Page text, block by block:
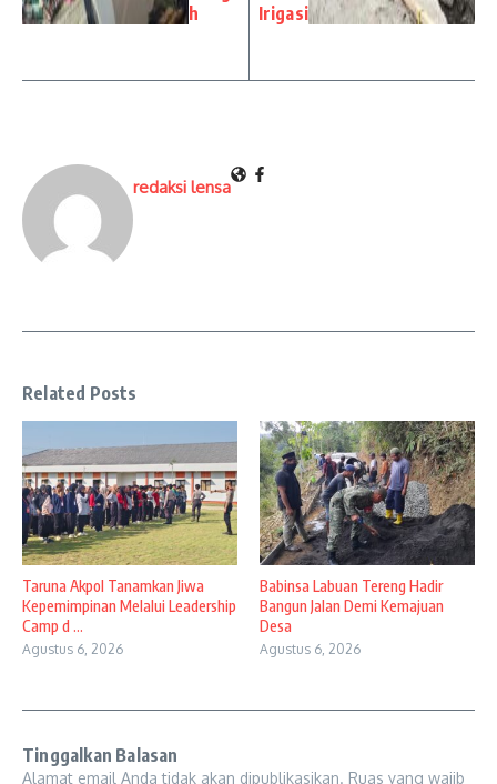
h
Irigasi
redaksi lensa
Related Posts
Taruna Akpol Tanamkan Jiwa
Kepemimpinan Melalui Leadership
Camp d ...
Agustus 6, 2026
Babinsa Labuan Tereng Hadir
Bangun Jalan Demi Kemajuan
Desa
Agustus 6, 2026
Tinggalkan Balasan
Alamat email Anda tidak akan dipublikasikan. Ruas yang wajib